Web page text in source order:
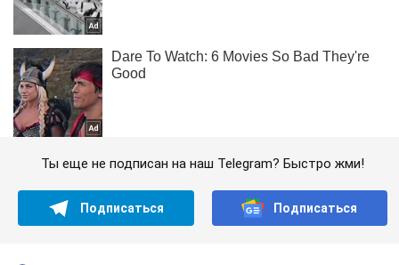
Ты еще не подписан на наш Telegram? Быстро жми!
Подписаться Подписаться